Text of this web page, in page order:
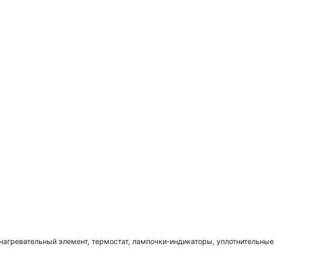
элемент, термостат, лампочки-индикаторы, уплотнительные